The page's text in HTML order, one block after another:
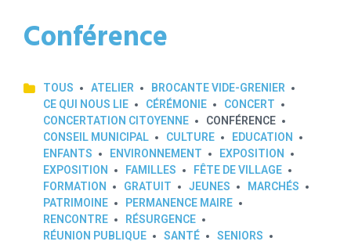
Conférence
TOUS ATELIER
BROCANTE VIDE-GRENIER
CE QUI NOUS LIE
CÉRÉMONIE
CONCERT
CONCERTATION CITOYENNE
CONFÉRENCE
CONSEIL MUNICIPAL
CULTURE
EDUCATION
ENFANTS
ENVIRONNEMENT
EXPOSITION
EXPOSITION
FAMILLES
FÊTE DE VILLAGE
FORMATION
GRATUIT JEUNES
MARCHÉS
PATRIMOINE
PERMANENCE MAIRE
RENCONTRE
RÉSURGENCE
RÉUNION PUBLIQUE
SANTÉ
SENIORS